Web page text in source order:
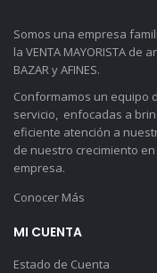
Somos una empresa
la VENTA MAYORISTA de
BAZAR y AFINES.
Conformamos un equipo
servicio, enfocadas a
eficiente atención a
de nuestro crecimiento
empresa.
Conocer Más
MI CUENTA
Estado de Cuenta